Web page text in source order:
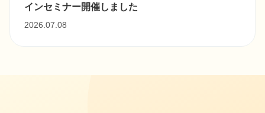
インセミナー開催しました
2026.07.08